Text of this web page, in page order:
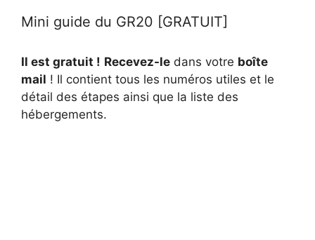
Mini guide du GR20 [GRATUIT]
Il est gratuit ! Recevez-le dans votre boîte
mail ! Il contient tous les numéros utiles et le
détail des étapes ainsi que la liste des
hébergements.